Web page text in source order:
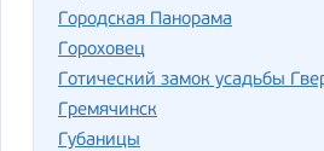
Городская Панорама
Гороховец
Готический замок усадьбы
Гремячинск
Губаницы